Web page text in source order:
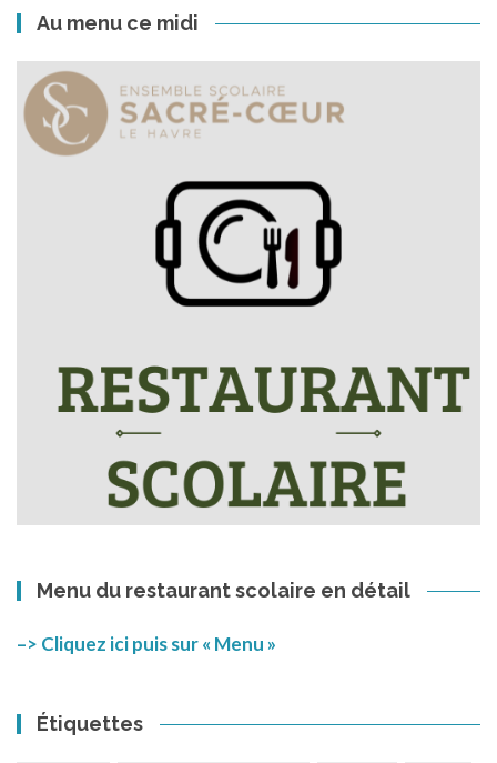
Au menu ce midi
Menu du restaurant scolaire en détail
–> Cliquez ici puis sur « Menu »
Étiquettes